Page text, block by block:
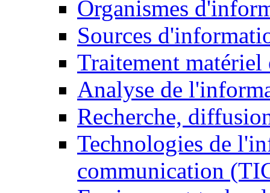
Organismes
Sources
Traitement matériel
Analyse de
Recherche,
Technologies de
communication